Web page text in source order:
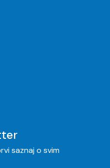
saznaj o svim